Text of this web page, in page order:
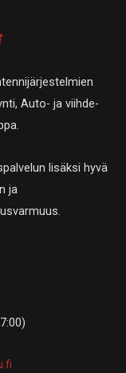
Auto- ja viihde-
lisäksi hyvä
ja